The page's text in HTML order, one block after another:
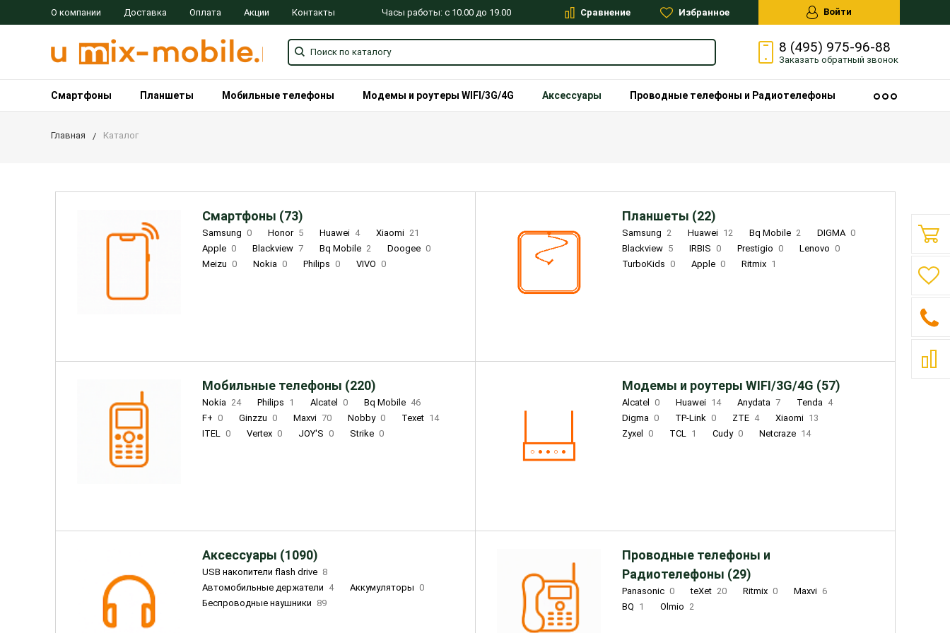
О компании Доставка Оплата Акции Контакты Часы работы: с 10.00 до 19.00 Сравнение Избранное Войти
8 (495) 975-96-88
Заказать обратный звонок
Смартфоны Планшеты Мобильные телефоны Модемы и роутеры WIFI/3G/4G Аксессуары Проводные телефоны и Радиотелефоны
Главная Каталог
Смартфоны (73)
Samsung 0 Honor 5 Huawei 4 Xiaomi 21
Apple 0 Blackview 7 Bq Mobile 2 Doogee 0
Meizu 0 Nokia 0 Philips 0 VIVO 0
Планшеты (22)
Samsung 2 Huawei 12 Bq Mobile 2 DIGMA 0
Blackview 5 IRBIS 0 Prestigio 0 Lenovo 0
TurboKids 0 Apple 0 Ritmix 1
Мобильные телефоны (220)
Nokia 24 Philips 1 Alcatel 0 Bq Mobile 46
F+ 0 Ginzzu 0 Maxvi 70 Nobby 0 Texet 14
ITEL 0 Vertex 0 JOY'S 0 Strike 0
Модемы и роутеры WIFI/3G/4G (57)
Alcatel 0 Huawei 14 Anydata 7 Tenda 4
Digma 0 TP-Link 0 ZTE 4 Xiaomi 13
Zyxel
0 TCL 1 Cudy 0 Netcraze 14
Аксессуары (1090)
USB накопители flash drive 8
Автомобильные держатели 4 Аккумуляторы 0
Беспроводные наушники 89
Проводные телефоны и
Радиотелефоны (29)
Panasonic 0 teXet 20 Ritmix 0 Maxvi 6
BQ 1 Olmio 2